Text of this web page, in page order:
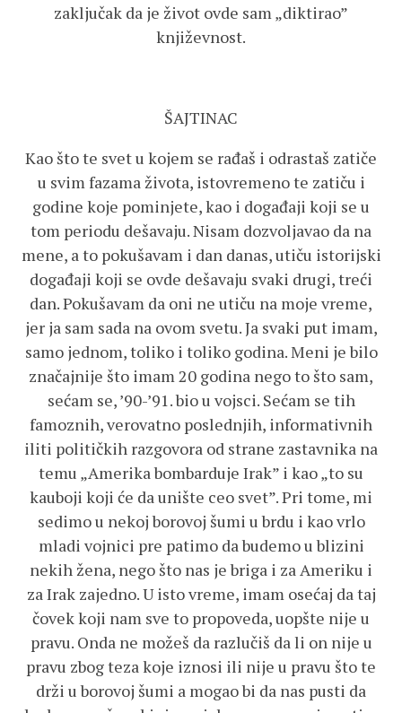
zaključak da je život ovde sam „diktirao”
književnost.
ŠAJTINAC
Kao što te svet u kojem se rađaš i odrastaš zatiče
u svim fazama života, istovremeno te zatiču i
godine koje pominjete, kao i događaji koji se u
tom periodu dešavaju. Nisam dozvoljavao da na
mene, a to pokušavam i dan danas, utiču istorijski
događaji koji se ovde dešavaju svaki drugi, treći
dan. Pokušavam da oni ne utiču na moje vreme,
jer ja sam sada na ovom svetu. Ja svaki put imam,
samo jednom, toliko i toliko godina. Meni je bilo
značajnije što imam 20 godina nego to što sam,
sećam se, ’90-’91. bio u vojsci. Sećam se tih
famoznih, verovatno poslednjih, informativnih
iliti političkih razgovora od strane zastavnika na
temu „Amerika bombarduje Irak” i kao „to su
kauboji koji će da unište ceo svet”. Pri tome, mi
sedimo u nekoj borovoj šumi u brdu i kao vrlo
mladi vojnici pre patimo da budemo u blizini
nekih žena, nego što nas je briga i za Ameriku i
za Irak zajedno. U isto vreme, imam osećaj da taj
čovek koji nam sve to propoveda, uopšte nije u
pravu. Onda ne možeš da razlučiš da li on nije u
pravu zbog teza koje iznosi ili nije u pravu što te
drži u borovoj šumi a mogao bi da nas pusti da